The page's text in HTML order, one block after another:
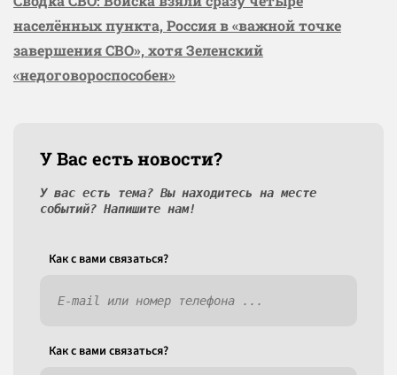
населённых пункта, Россия в «важной точке
завершения СВО», хотя Зеленский
«недоговороспособен»
У Вас есть новости?
У вас есть тема? Вы находитесь на месте
событий? Напишите нам!
Как c вами связаться?
Как c вами связаться?